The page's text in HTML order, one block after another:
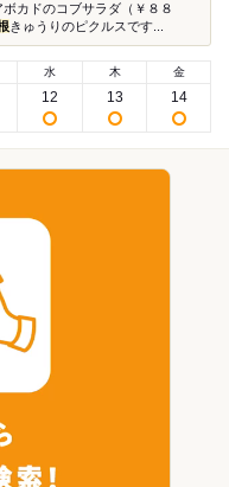
カドのコブサラダ（￥８８
きゅうりのピクルスです...
水
12
木
13
金
14